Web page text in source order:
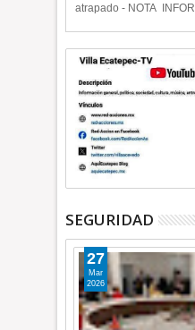
atrapado - NOTA
SEGURIDAD
27
Mar
2026